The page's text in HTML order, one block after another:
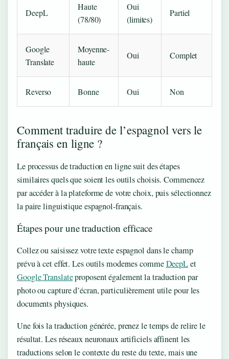
DeepL
Haute
(78/80)
Oui
(limites)
Partiel
Google
Translate
Moyenne-
haute
Oui Complet
Reverso Bonne Oui Non
Comment traduire de l’espagnol vers le
français en ligne ?
Le processus de traduction en ligne suit des étapes
similaires quels que soient les outils choisis. Commencez
par accéder à la plateforme de votre choix, puis sélectionnez
la paire linguistique espagnol-français.
Étapes pour une traduction efficace
Collez ou saisissez votre texte espagnol dans le champ
prévu à cet effet. Les outils modernes commeDeepLet
Google Translateproposent également la traduction par
photo ou capture d’écran, particulièrement utile pour les
documents physiques.
Une fois la traduction générée, prenez le temps de relire le
résultat. Les réseaux neuronaux artificiels affinent les
traductions selon le contexte du reste du texte, mais une